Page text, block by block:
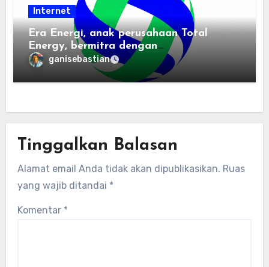
Internet
Era Energi, anak perusahaan Total
Energy, bermitra dengan
Zhuochuangtong untuk mempercepat
transisi energi Indonesia — raksasa
energi global bergabung dengan tim
ganisebastian
Tinggalkan Balasan
Alamat email Anda tidak akan dipublikasikan. Ruas
yang wajib ditandai *
Komentar *